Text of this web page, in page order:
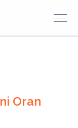
Oran